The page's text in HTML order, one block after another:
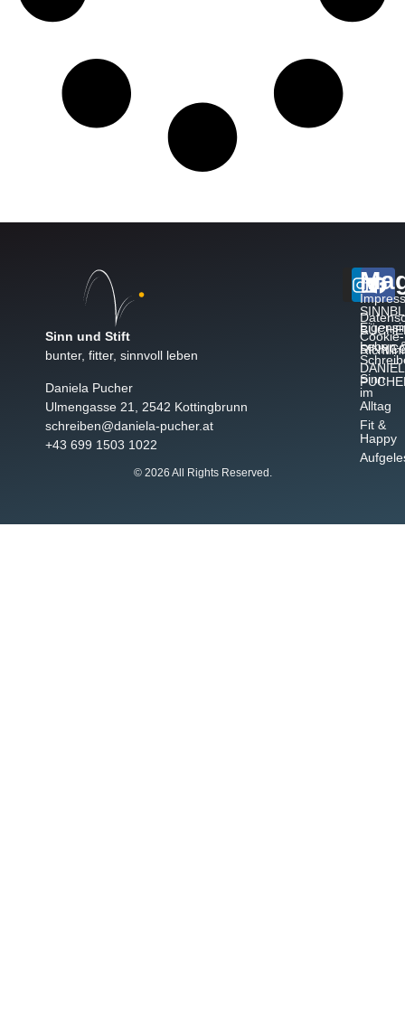
Sinn und Stift
bunter, fitter, sinnvoll leben
Daniela Pucher
Ulmengasse 21, 2542 Kottingbrunn
schreiben@daniela-pucher.at
+43 699 1503 1022
Leben
Sinn
im
Alltag
Fit &
Happy
Cookie-
© 2026 All Rights Reserved.